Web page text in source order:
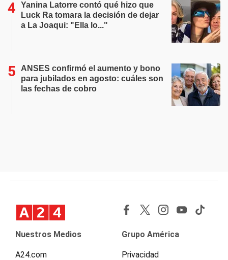
Yanina Latorre contó qué hizo que
Luck Ra tomara la decisión de dejar
a La Joaqui: "Ella lo..."
ANSES confirmó el aumento y bono
para jubilados en agosto: cuáles son
las fechas de cobro
Nuestros Medios
A24.com
Grupo América
Privacidad